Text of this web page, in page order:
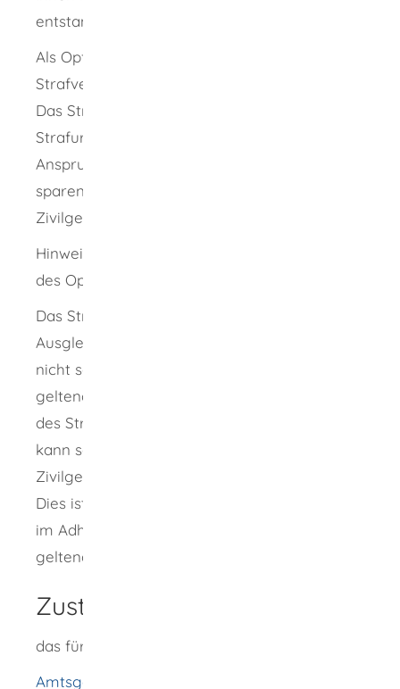
entstanden?
Als Opfer können Sie diesen Schaden im
Strafverfahren geltend machen.
Das Strafgericht entscheidet im Rahmen des
Strafurteils auch über den zivilrechtlichen
Anspruch (Adhäsionsverfahren). Dadurch
sparen Sie eine weitere Klage vor einem
Zivilgericht.
Hinweis:
des Opfers zu.
Das Strafgericht entscheidet nicht über den
Ausgleich, falls es die angeklagte Person für
nicht schuldig hält. Dasselbe gilt, wenn der
geltend gemachte Anspruch nach Auffassung
des Strafgerichts nicht besteht. Das Opfer
kann seine Ansprüche dann vor einem
Zivilgericht geltend machen.
Dies ist auch möglich, wenn das Strafgericht
im Adhäsionsverfahren nur einen Teil des
geltend gemachten Anspruchs zuerkennt.
Zuständige Stelle
das für das Strafverfahren zuständige Gericht
Amtsgericht Rottweil